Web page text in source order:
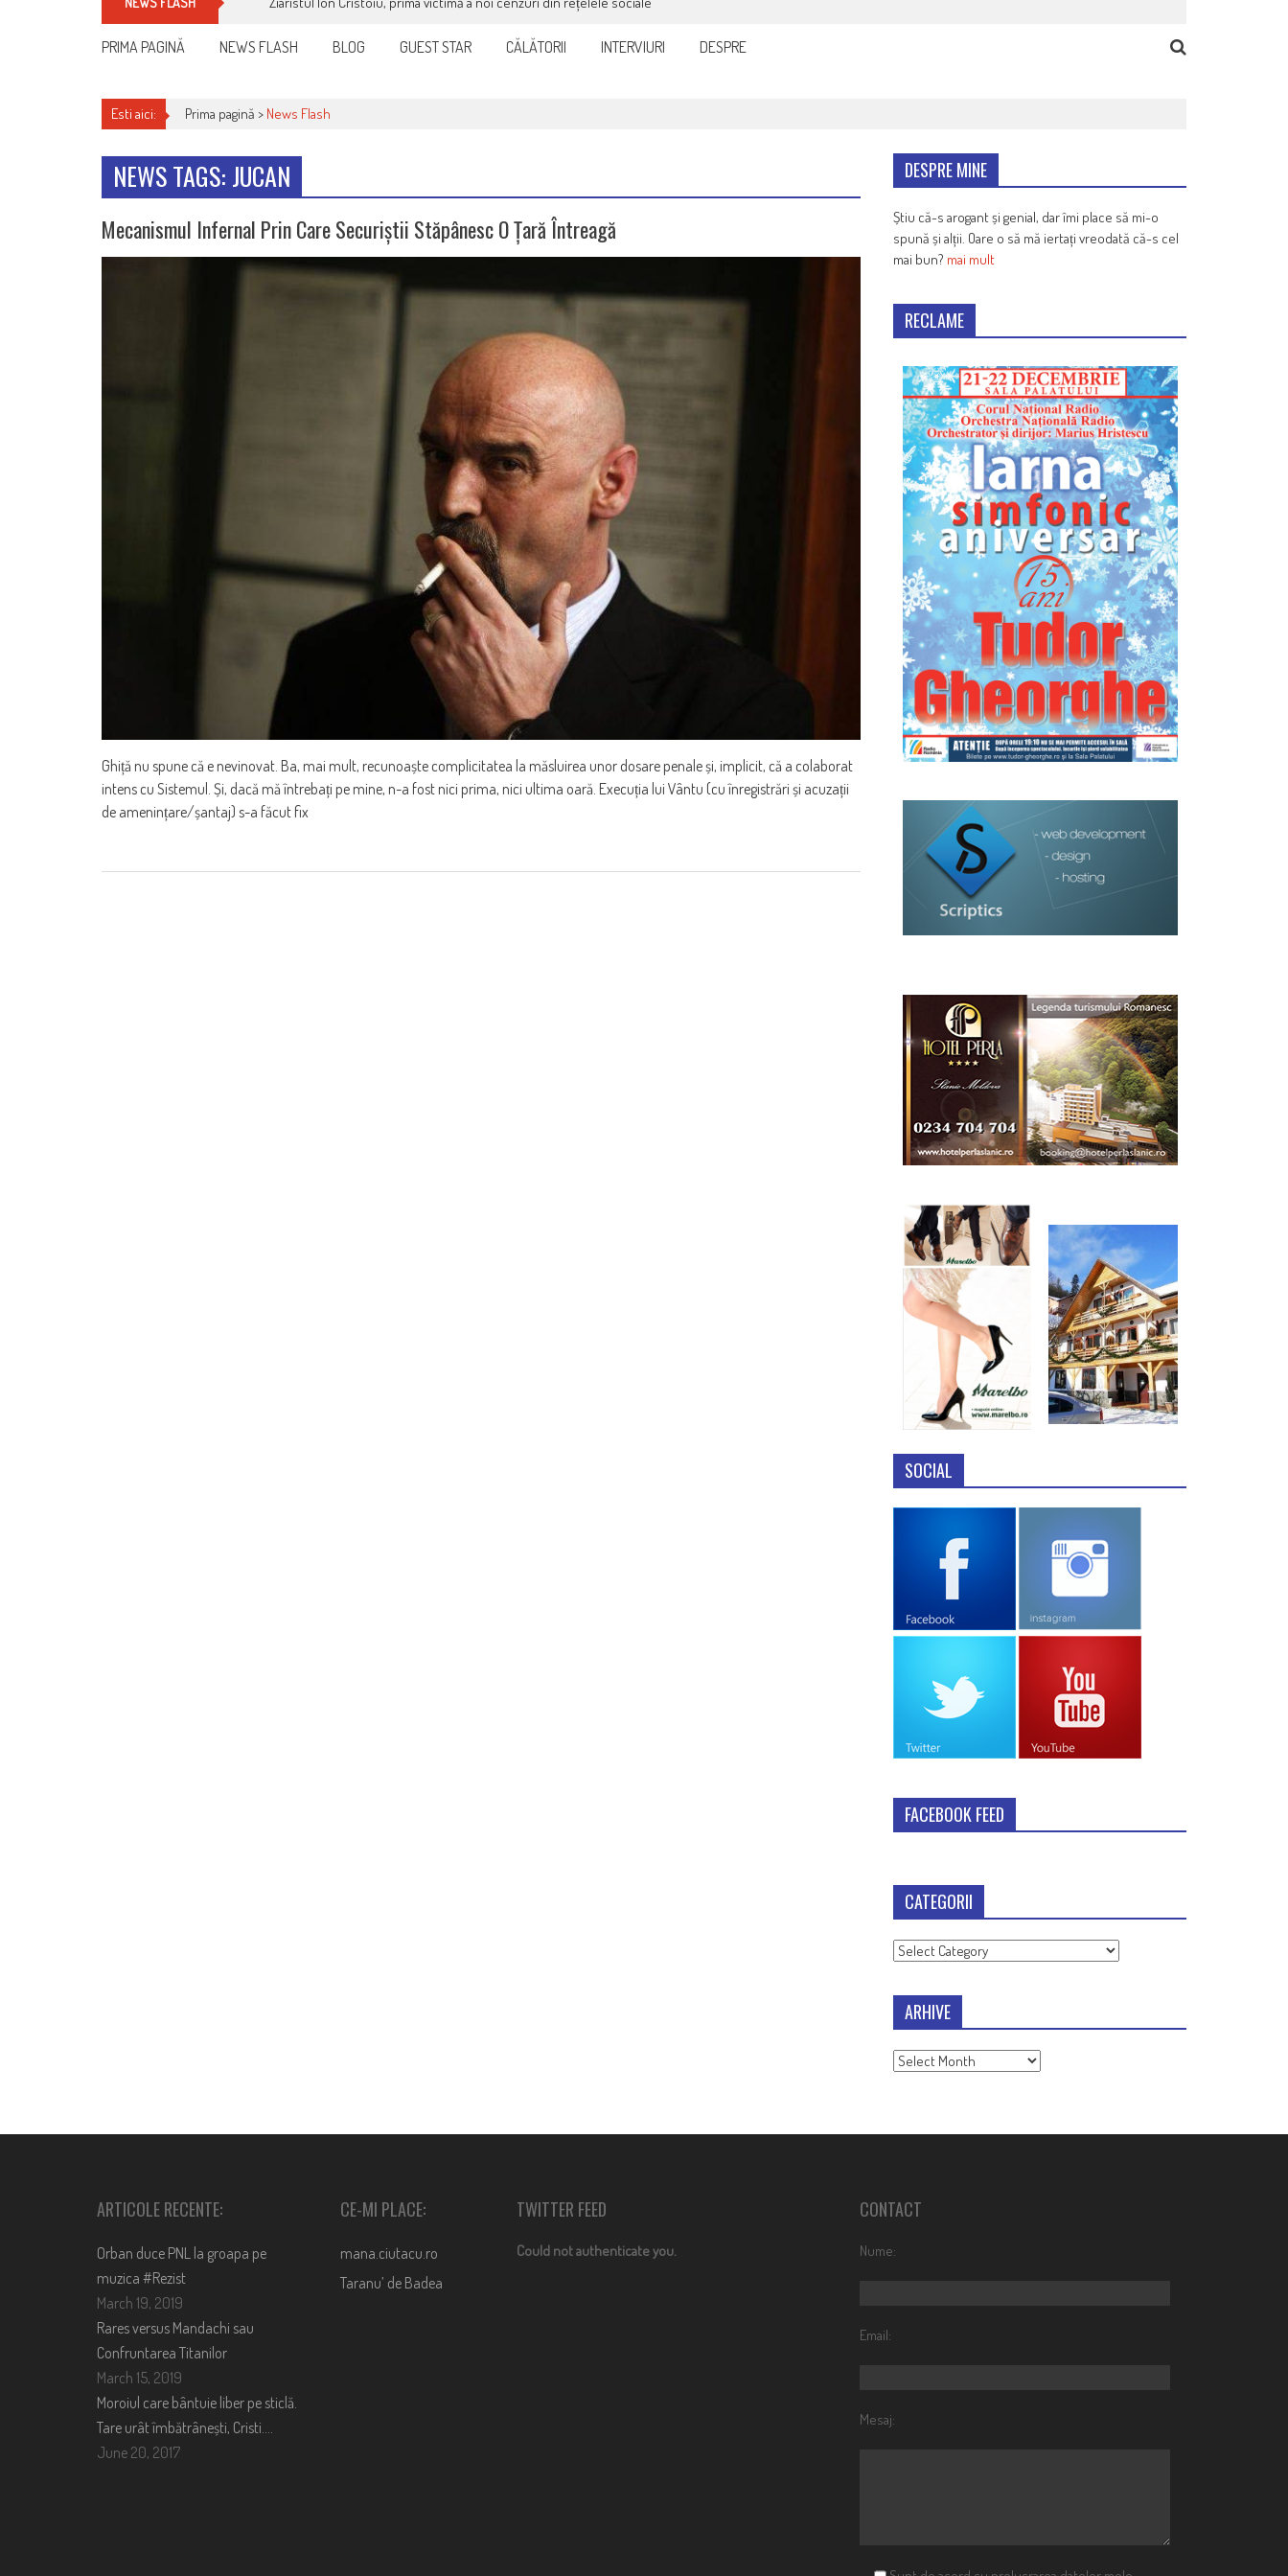
PRIMA PAGINĂ NEWS FLASH BLOG GUEST STAR CĂLĂTORII INTERVIURI DESPRE
Esti aici: Prima pagină > News Flash
NEWS TAGS: JUCAN
Mecanismul Infernal Prin Care Securiștii Stăpânesc O Țară Întreagă
Ghiță nu spune că e nevinovat. Ba, mai mult, recunoaște complicitatea la măsluirea unor dosare penale și, implicit, că a colaborat
intens cu Sistemul. Și, dacă mă întrebați pe mine, n-a fost nici prima, nici ultima oară. Execuția lui Vântu (cu înregistrări și acuzații
de amenințare/șantaj) s-a făcut fix
DESPRE MINE
Știu că-s arogant și genial, dar îmi place să mi-o
spună și alții. Oare o să mă iertați vreodată că-s cel
mai bun? mai mult
RECLAME
SOCIAL
FACEBOOK FEED
CATEGORII
Categorii
ARHIVE
Arhive
ARTICOLE RECENTE:
Orban duce PNL la groapa pe
muzica #Rezist
March 19, 2019
Rares versus Mandachi sau
Confruntarea Titanilor
March 15, 2019
Moroiul care bântuie liber pe sticlă.
Tare urât îmbătrânești, Cristi….
June 20, 2017
CE-MI PLACE:
mana.ciutacu.ro
Taranu’ de Badea
TWITTER FEED
Could not authenticate you.
CONTACT
Nume:
Email:
Mesaj: